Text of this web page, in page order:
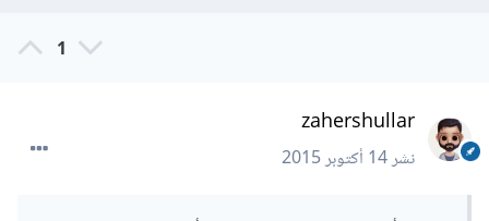
1
zahershullar
نشر14 أكتوبر 2015